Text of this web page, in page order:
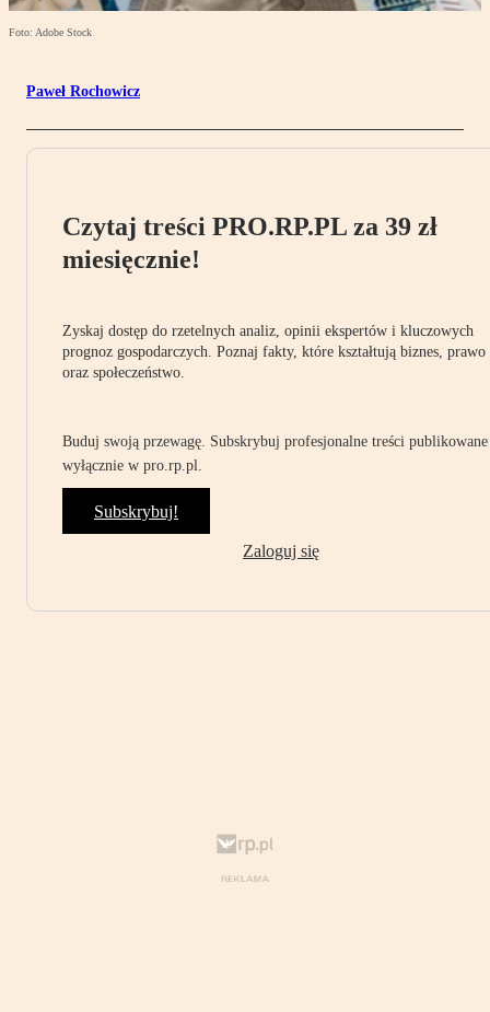
Foto: Adobe Stock
Paweł Rochowicz
Czytaj treści PRO.RP.PL za 39 zł
miesięcznie!
Zyskaj dostęp do rzetelnych analiz, opinii ekspertów i kluczowych
prognoz gospodarczych. Poznaj fakty, które kształtują biznes, prawo
oraz społeczeństwo.
Buduj swoją przewagę. Subskrybuj profesjonalne treści publikowane
wyłącznie w pro.rp.pl.
Subskrybuj!
Zaloguj się